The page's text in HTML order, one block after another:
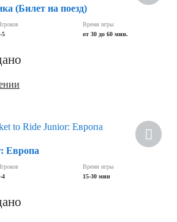
(Билет на поезд)
5
Время игры
от 30 до 60 мин.
Европа
4
Время игры
15-30 мин